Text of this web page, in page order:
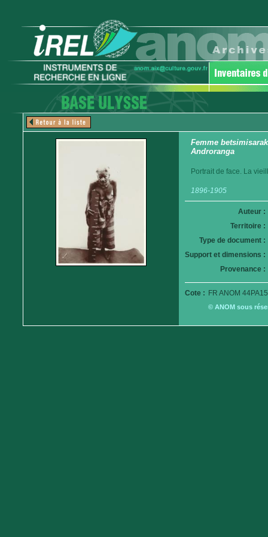
Femme
Androranga
Portrait de face. La
1896-1905
Auteur :
Territoire :
Type de document :
Support et dimensions :
Provenance :
Cote : FR ANOM
© ANOM sous